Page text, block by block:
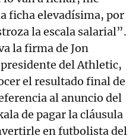
ficha elevadísima, por
la escala salarial”.
la firma de Jon
del Athletic,
el resultado final de
al anuncio del
de pagar la cláusula
en futbolista del